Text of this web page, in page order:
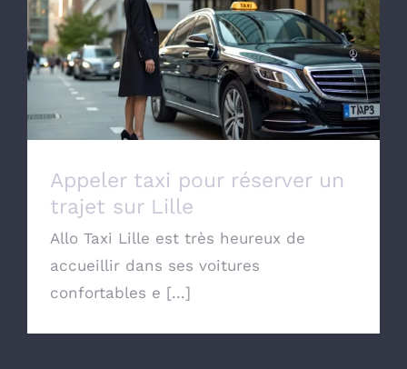
Appeler taxi pour réserver un trajet sur
Lille
Appeler taxi pour réserver un
trajet sur Lille
Allo Taxi Lille est très heureux de
accueillir dans ses voitures
confortables e [...]